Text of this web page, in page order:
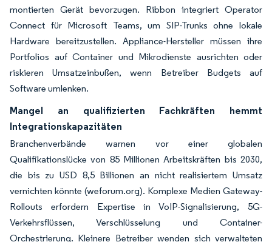
montierten Gerät bevorzugen. Ribbon integriert Operator
Connect für Microsoft Teams, um SIP-Trunks ohne lokale
Hardware bereitzustellen. Appliance-Hersteller müssen ihre
Portfolios auf Container und Mikrodienste ausrichten oder
riskieren Umsatzeinbußen, wenn Betreiber Budgets auf
Software umlenken.
Mangel an qualifizierten Fachkräften hemmt
Integrationskapazitäten
Branchenverbände warnen vor einer globalen
Qualifikationslücke von 85 Millionen Arbeitskräften bis 2030,
die bis zu USD 8,5 Billionen an nicht realisiertem Umsatz
vernichten könnte (weforum.org). Komplexe Medien Gateway-
Rollouts erfordern Expertise in VoIP-Signalisierung, 5G-
Verkehrsflüssen, Verschlüsselung und Container-
Orchestrierung. Kleinere Betreiber wenden sich verwalteten